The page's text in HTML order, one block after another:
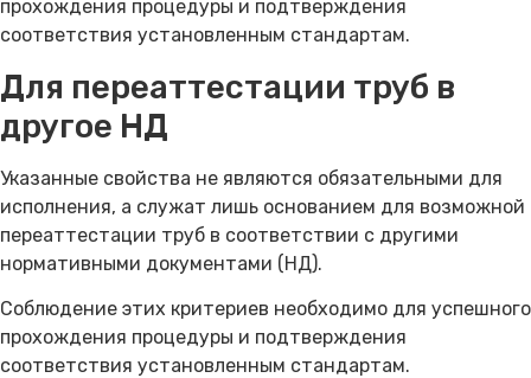
прохождения процедуры и подтверждения
соответствия установленным стандартам.
Для переаттестации труб в
другое НД
Указанные свойства не являются обязательными для
исполнения, а служат лишь основанием для возможной
переаттестации труб в соответствии с другими
нормативными документами (НД).
Соблюдение этих критериев необходимо для успешного
прохождения процедуры и подтверждения
соответствия установленным стандартам.